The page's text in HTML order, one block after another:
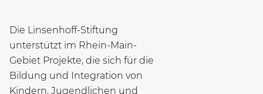
Die Linsenhoff-Stiftung
unterstützt im Rhein-Main-
Gebiet Projekte, die sich für die
Bildung und Integration von
Kindern, Jugendlichen und